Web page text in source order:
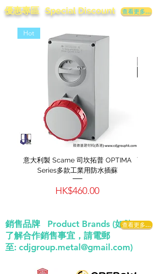
優惠專區 Special Discount 查看更多...
Hot
意大利製 Scame 司坎拓普 OPTIMA
Series多款工業用防水插蘇
價格
HK$460.00
西班
銷售品牌 Product Brands (如欲
了解合作銷售事宜，請電郵
至: cdjgroup.metal@gmail.com)
查看更多...